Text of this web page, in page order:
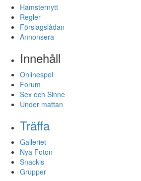
Hamsternytt
Regler
Förslagslådan
Annonsera
Innehåll
Onlinespel
Forum
Sex och Sinne
Under mattan
Träffa
Galleriet
Nya Foton
Snackis
Grupper